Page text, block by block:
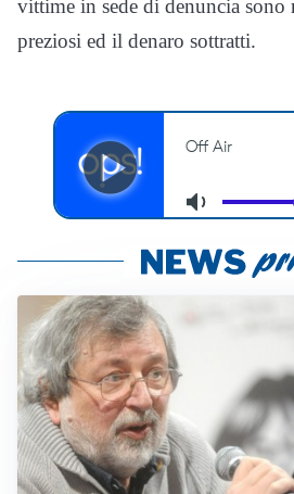
vittime in sede di denuncia
preziosi ed il denaro sottratti.